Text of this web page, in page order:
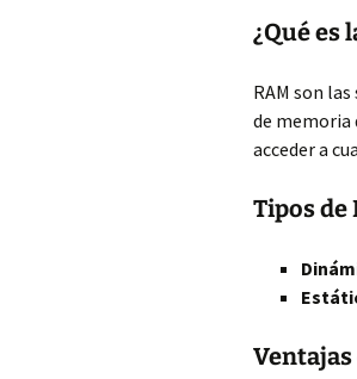
¿Qué es
RAM son las
de memoria
acceder a
Tipos de